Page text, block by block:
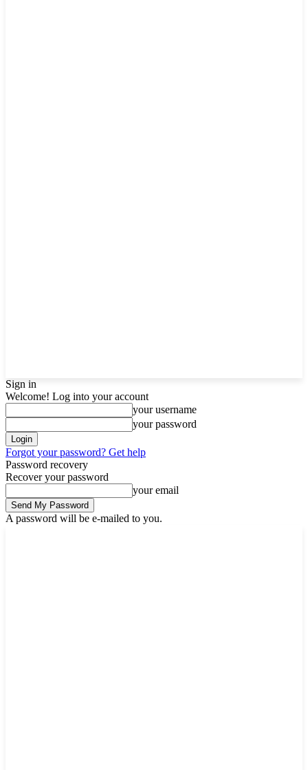
Sign in
Welcome! Log into your account
your username
your password
Forgot your password? Get help
Password recovery
Recover your password
your email
A password will be e-mailed to you.